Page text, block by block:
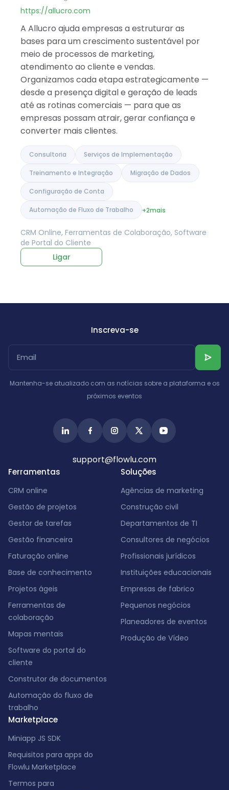
Catar
Israel
Índia
https://allucro.com
A Allucro ajuda empresas a estruturar as
bases para um crescimento sustentável por
meio de processos de marketing,
atendimento ao cliente e vendas.
Organizamos cada etapa estrategicamente —
desde a presença digital e geração de leads
até as rotinas comerciais — para que as
empresas possam atrair, gerar confiança e
converter mais clientes.
Consultoria Serviços de Implementação
Treinamento e Integração Migração de Dados
Configuração de Conta
Automação de Fluxo de Trabalho +2mais
CRM Online, Ferramentas de Colaboração, Software
de Portal do Cliente
Ligar
Ferramentas
CRM online
Gestão de projetos
Gestor de tarefas
Gestão financeira
Faturação online
Base de conhecimento
Projetos ágeis
Ferramentas de
colaboração
Mapas mentais
Software do portal do
cliente
Construtor de documentos
Automação do fluxo de
trabalho
Marketplace
Miniapp JS SDK
Requisitos para apps do
Flowlu Marketplace
Termos para
Soluções
Agências de marketing
Construção civil
Departamentos de TI
Consultores de negócios
Profissionais jurídicos
Instituições educacionais
Empresas de fabrico
Pequenos negócios
Planeadores de eventos
Produção de Vídeo
Inscreva-se
Mantenha-se atualizado com as notícias sobre a plataforma e os
próximos eventos
support@flowlu.com